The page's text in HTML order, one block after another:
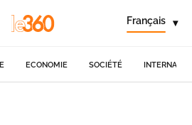
Français ▾
ECONOMIE SOCIÉTÉ